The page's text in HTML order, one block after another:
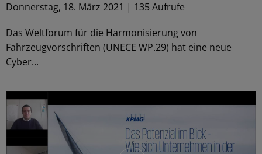
Donnerstag, 18. März 2021 | 135 Aufrufe
Das Weltforum für die Harmonisierung von
Fahrzeugvorschriften (UNECE WP.29) hat eine neue
Cyber...